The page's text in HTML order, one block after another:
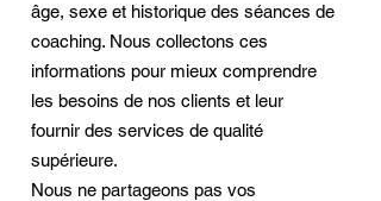
âge, sexe et historique des séances de
coaching. Nous collectons ces
informations pour mieux comprendre
les besoins de nos clients et leur
fournir des services de qualité
supérieure.
Nous ne partageons pas vos